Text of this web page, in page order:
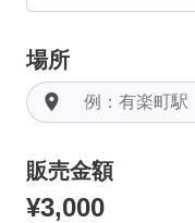
場所
room
販売金額
¥3,000